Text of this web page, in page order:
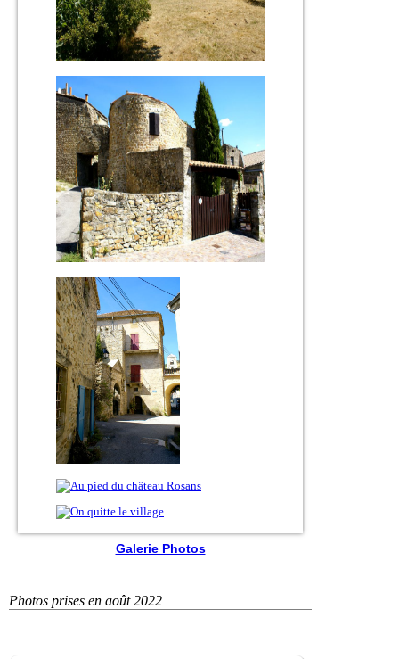
Galerie Photos
Photos prises en août 2022